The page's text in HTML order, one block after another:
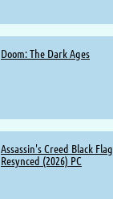
Doom: The Dark Ages
Assassin's Creed Black Flag
Resynced (2026) PC